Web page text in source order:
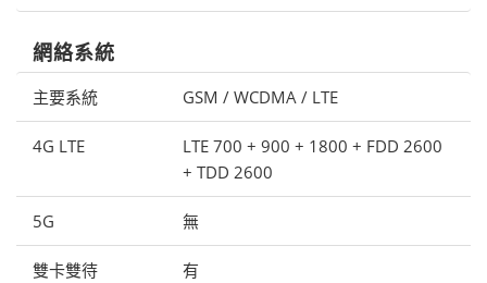
網絡系統
主要系統 GSM / WCDMA / LTE
4G LTE
LTE 700 + 900 + 1800 + FDD 2600
+ TDD 2600
5G 無
雙卡雙待 有